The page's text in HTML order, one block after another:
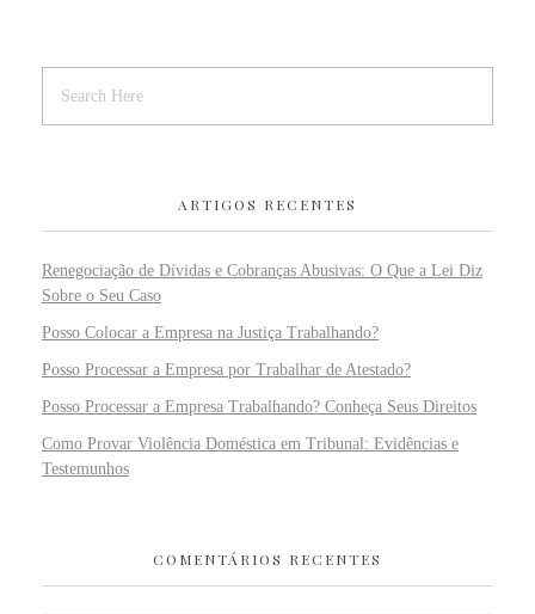
ARTIGOS RECENTES
Renegociação de Dívidas e Cobranças Abusivas: O Que a Lei Diz
Sobre o Seu Caso
Posso Colocar a Empresa na Justiça Trabalhando?
Posso Processar a Empresa por Trabalhar de Atestado?
Posso Processar a Empresa Trabalhando? Conheça Seus Direitos
Como Provar Violência Doméstica em Tribunal: Evidências e
Testemunhos
COMENTÁRIOS RECENTES